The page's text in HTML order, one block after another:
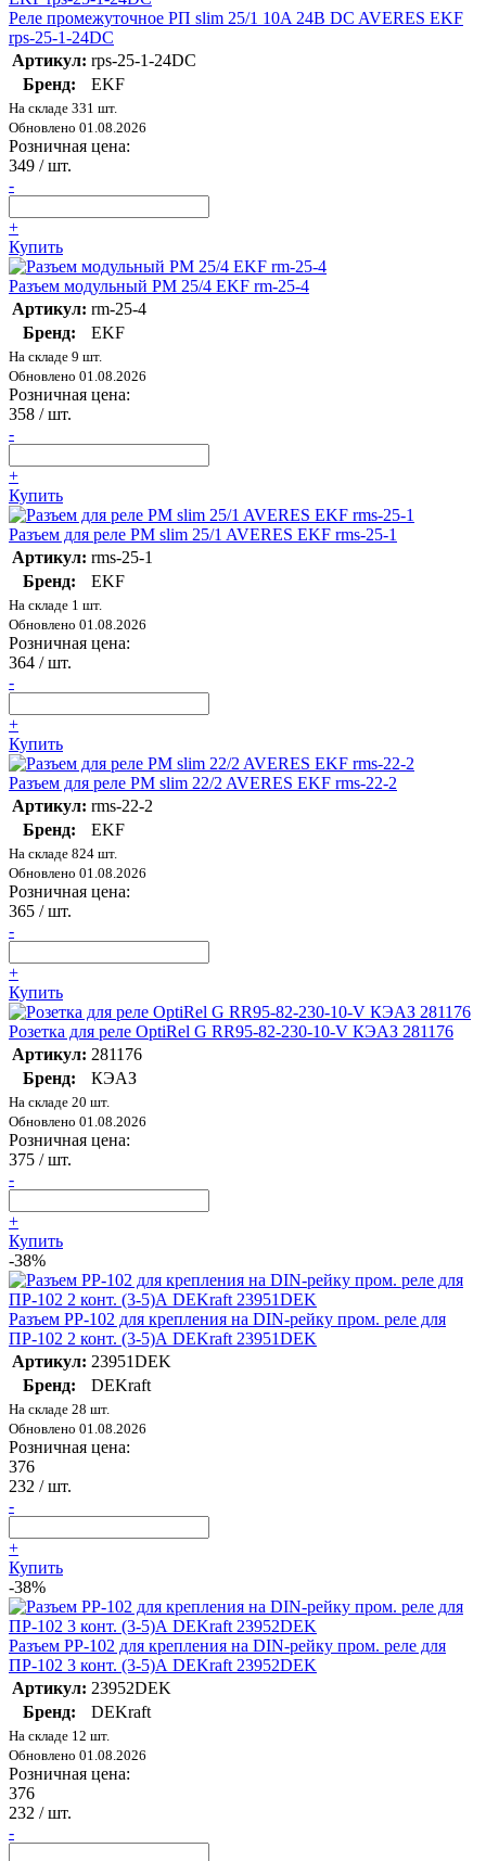
Реле промежуточное РП slim 25/1 10A 24В DC AVERES EKF
rps-25-1-24DC
Артикул: rps-25-1-24DC
Бренд:
EKF
На складе 331 шт.
Обновлено 01.08.2026
Розничная цена:
349 / шт.
-
+
Купить
Разъем модульный РМ 25/4 EKF rm-25-4
Артикул: rm-25-4
Бренд:
EKF
На складе 9 шт.
Обновлено 01.08.2026
Розничная цена:
358 / шт.
-
+
Купить
Разъем для реле РM slim 25/1 AVERES EKF rms-25-1
Артикул: rms-25-1
Бренд:
EKF
На складе 1 шт.
Обновлено 01.08.2026
Розничная цена:
364 / шт.
-
+
Купить
Разъем для реле РM slim 22/2 AVERES EKF rms-22-2
Артикул: rms-22-2
Бренд:
EKF
На складе 824 шт.
Обновлено 01.08.2026
Розничная цена:
365 / шт.
-
+
Купить
Розетка для реле OptiRel G RR95-82-230-10-V КЭАЗ 281176
Артикул: 281176
Бренд:
КЭАЗ
На складе 20 шт.
Обновлено 01.08.2026
Розничная цена:
375 / шт.
-
+
Купить
-38%
Разъем РР-102 для крепления на DIN-рейку пром. реле для
ПР-102 2 конт. (3-5)А DEKraft 23951DEK
Артикул: 23951DEK
Бренд:
DEKraft
На складе 28 шт.
Обновлено 01.08.2026
Розничная цена:
376
232 / шт.
-
+
Купить
-38%
Разъем РР-102 для крепления на DIN-рейку пром. реле для
ПР-102 3 конт. (3-5)А DEKraft 23952DEK
Артикул: 23952DEK
Бренд:
DEKraft
На складе 12 шт.
Обновлено 01.08.2026
Розничная цена:
376
232 / шт.
-